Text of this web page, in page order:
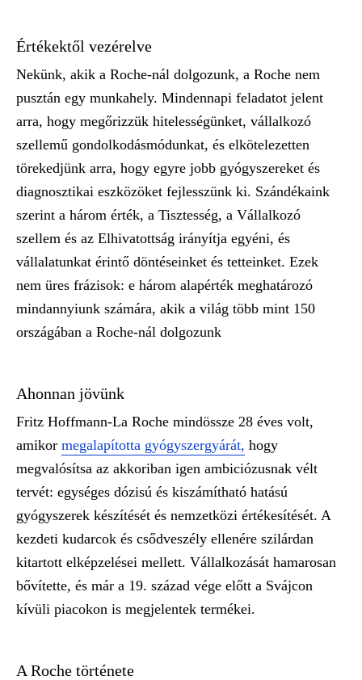
Értékektől vezérelve
Nekünk, akik a Roche-nál dolgozunk, a Roche nem
pusztán egy munkahely. Mindennapi feladatot jelent
arra, hogy megőrizzük hitelességünket, vállalkozó
szellemű gondolkodásmódunkat, és elkötelezetten
törekedjünk arra, hogy egyre jobb gyógyszereket és
diagnosztikai eszközöket fejlesszünk ki. Szándékaink
szerint a három érték, a Tisztesség, a Vállalkozó
szellem és az Elhivatottság irányítja egyéni, és
vállalatunkat érintő döntéseinket és tetteinket. Ezek
nem üres frázisok: e három alapérték meghatározó
mindannyiunk számára, akik a világ több mint 150
országában a Roche-nál dolgozunk
Ahonnan jövünk
Fritz Hoffmann-La Roche mindössze 28 éves volt,
amikor megalapította gyógyszergyárát, hogy
megvalósítsa az akkoriban igen ambiciózusnak vélt
tervét: egységes dózisú és kiszámítható hatású
gyógyszerek készítését és nemzetközi értékesítését. A
kezdeti kudarcok és csődveszély ellenére szilárdan
kitartott elképzelései mellett. Vállalkozását hamarosan
bővítette, és már a 19. század vége előtt a Svájcon
kívüli piacokon is megjelentek termékei.
A Roche története